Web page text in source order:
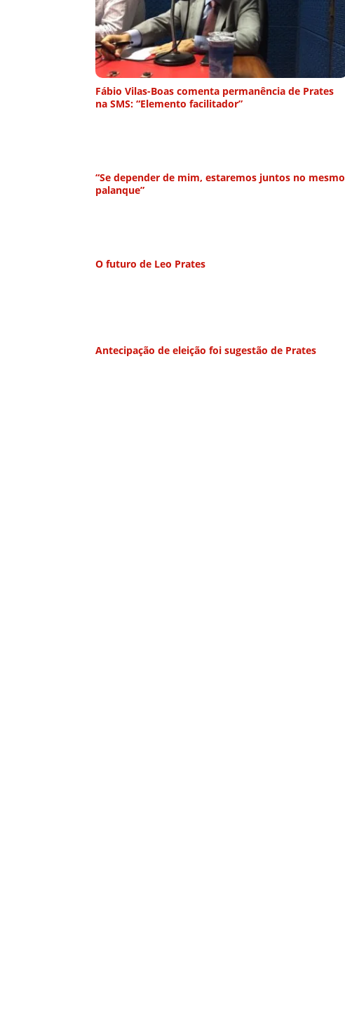
Fábio Vilas-Boas comenta permanência de Prates
na SMS: “Elemento facilitador”
“Se depender de mim, estaremos juntos no mesmo
palanque”
O futuro de Leo Prates
Antecipação de eleição foi sugestão de Prates